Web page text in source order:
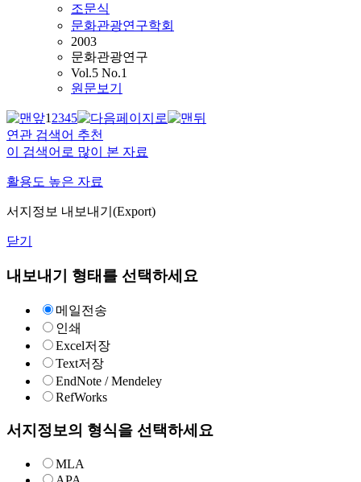
조문식
문화관광연구학회
2003
문화관광연구
Vol.5 No.1
원문보기
12345
연관 검색어 추천
이 검색어로 많이 본 자료
활용도 높은 자료
서지정보 내보내기(Export)
닫기
내보내기 형태를 선택하세요
메일전송
인쇄
Excel저장
Text저장
EndNote / Mendeley
RefWorks
서지정보의 형식을 선택하세요
MLA